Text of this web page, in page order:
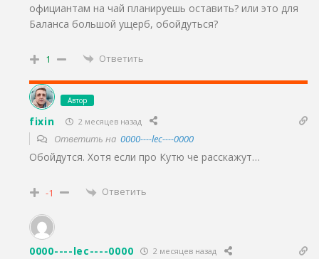
официантам на чай планируешь оставить? или это для
Баланса большой ущерб, обойдуться?
1 Ответить
Автор
fixin 2 месяцев назад
Ответить на 0000----lec----0000
Обойдутся. Хотя если про Кутю че расскажут…
-1 Ответить
0000----lec----0000 2 месяцев назад